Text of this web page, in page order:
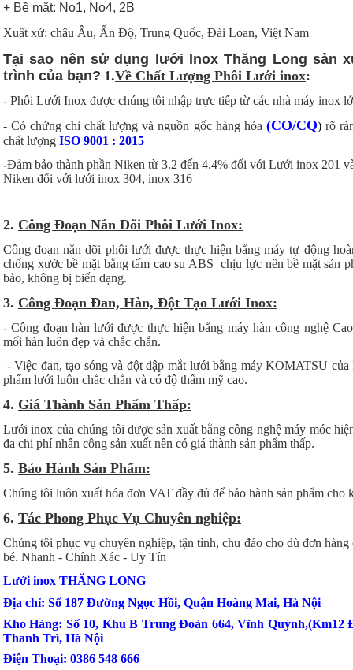
+ Bề mặt: No1, No4, 2B
Xuất xứ: châu Âu, Ấn Độ, Trung Quốc, Đài Loan, Việt Nam
Tại sao nên sử dụng lưới Inox Thăng Long sản
trình của bạn? 1.Về Chất Lượng Phôi Lưới inox:
- Phôi Lưới Inox được chúng tôi nhập trực tiếp từ các nhà máy inox
- Có chứng chỉ chất lượng và nguồn gốc hàng hóa (CO/CQ)rõ
chất lượng ISO 9001 : 2015
-Đảm bảo thành phần Niken từ 3.2 đến 4.4% đối với Lưới inox 201
Niken đối với lưới inox 304, inox 316
2. Công Đoạn Nắn Dõi Phôi Lưới Inox:
Công đoạn nắn dõi phôi lưới được thực hiện bằng máy tự động
chống xước bề mặt bằng tấm cao su ABS chịu lực nên bề mặt sản
bảo, không bị biến dạng.
3. Công Đoạn Đan, Hàn, Đột Tạo Lưới Inox:
- Công đoạn hàn lưới được thực hiện bằng máy hàn công nghệ
mối hàn luôn đẹp và chắc chắn.
- Việc đan, tạo sóng và đột dập mắt lưới bằng máy KOMATSU của
phẩm lưới luôn chắc chắn và có độ thẩm mỹ cao.
4. Giá Thành Sản Phẩm Thấp:
Lưới inox của chúng tôi được sản xuất bằng công nghệ máy móc
đa chi phí nhân công sản xuất nên có giá thành sản phẩm thấp.
5. Bảo Hành Sản Phẩm:
Chúng tôi luôn xuất hóa đơn VAT đầy đủ để bảo hành sản phẩm cho
6. Tác Phong Phục Vụ Chuyên nghiệp:
Chúng tôi phục vụ chuyên nghiệp, tận tình, chu đáo cho dù đơn hàng
bé. Nhanh - Chính Xác - Uy Tín
Lưới inox THĂNG LONG
Địa chỉ: Số 187 Đường Ngọc Hồi, Quận Hoàng Mai, Hà Nội
Kho Hàng: Số 10, Khu B Trung Đoàn 664, Vĩnh Quỳnh,(Km12
Thanh Trì, Hà Nội
Điện Thoại: 0386 548 666